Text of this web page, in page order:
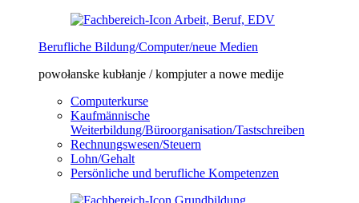
Berufliche Bildung/Computer/neue Medien
powołanske kubłanje / kompjuter a nowe medije
Computerkurse
Kaufmännische
Weiterbildung/Büroorganisation/Tastschreiben
Rechnungswesen/Steuern
Lohn/Gehalt
Persönliche und berufliche Kompetenzen